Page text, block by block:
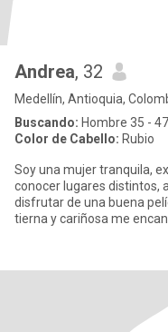
Andrea, 32
Medellín, Antioquia,
Buscando: Hombre 35 - 47
Color de Cabello: Rubio
Soy una mujer tranquila,
conocer lugares distintos,
disfrutar de una buena
tierna y cariñosa me